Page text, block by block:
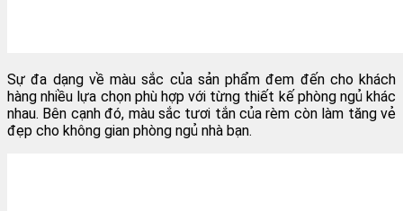
Sự đa dạng về màu sắc của sản phẩm đem đến cho khách
hàng nhiều lựa chọn phù hợp với từng thiết kế phòng ngủ khác
nhau. Bên cạnh đó, màu sắc tươi tắn của rèm còn làm tăng vẻ
đẹp cho không gian phòng ngủ nhà bạn.